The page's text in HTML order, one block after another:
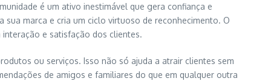
é um ativo inestimável que gera confiança e
marca e cria um ciclo virtuoso de reconhecimento. O
e satisfação dos clientes.
ou serviços. Isso não só ajuda a atrair clientes sem
de amigos e familiares do que em qualquer outra